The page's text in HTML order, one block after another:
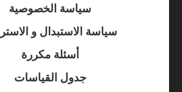
سياسة الخصوصية
سياسة الاستبدال و
أسئلة مكررة
جدول القياسات